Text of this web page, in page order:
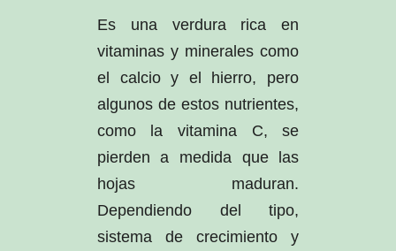
Es una verdura rica en
vitaminas y minerales como
el calcio y el hierro, pero
algunos de estos nutrientes,
como la vitamina C, se
pierden a medida que las
hojas maduran.
Dependiendo del tipo,
sistema de crecimiento y